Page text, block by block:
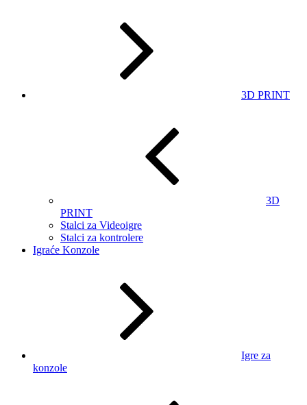
3D PRINT
3D
PRINT
Stalci za Videoigre
Stalci za kontrolere
Igraće Konzole
Igre za
konzole